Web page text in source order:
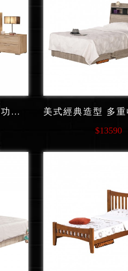
北歐經典造型 多重收納功能系列功能系列 單人床 F137
$13590